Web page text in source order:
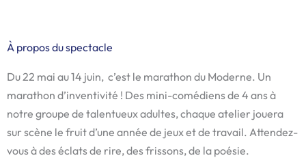
À propos du spectacle
Du 22 mai au 14 juin, c’est le marathon du Moderne. Un
marathon d’inventivité ! Des mini-comédiens de 4 ans à
notre groupe de talentueux adultes, chaque atelier jouera
sur scène le fruit d’une année de jeux et de travail. Attendez-
vous à des éclats de rire, des frissons, de la poésie.